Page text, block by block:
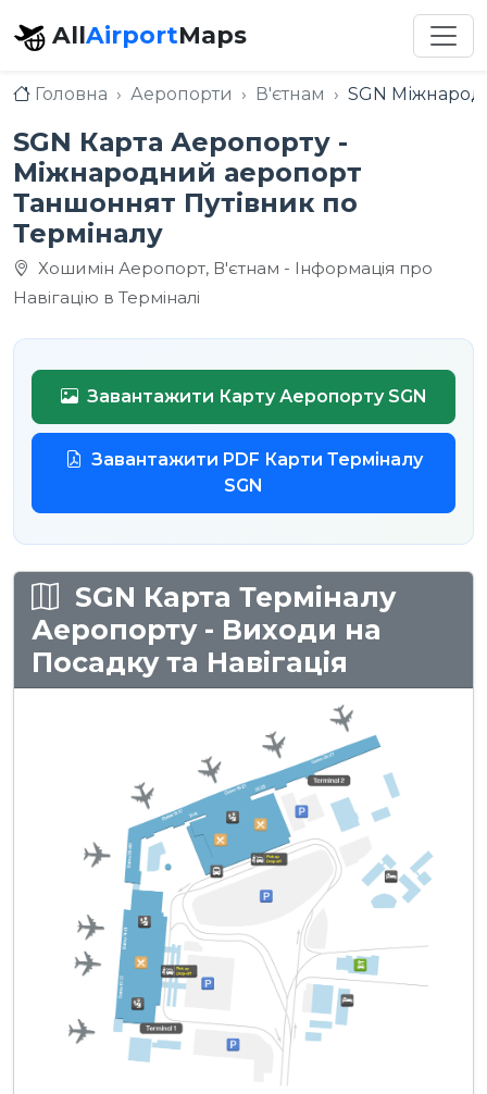
AllAirportMaps
Головна Аеропорти В'єтнам SGN
SGN Карта Аеропорту -
Міжнародний аеропорт
Таншоннят Путівник по
Терміналу
Хошимін Аеропорт, В'єтнам - Інформація про
Навігацію в Терміналі
Завантажити Карту Аеропорту SGN
Завантажити PDF Карти Терміналу
SGN
SGN Карта Терміналу
Аеропорту - Виходи на
Посадку та Навігація